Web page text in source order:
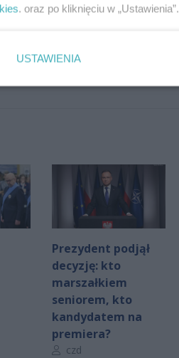
Prezydent podjął
decyzję: kto
marszałkiem
seniorem, kto
kandydatem na
premiera?
Autor artykułu:
czd
. oraz po kliknięciu w „Ustawienia”.
USTAWIENIA